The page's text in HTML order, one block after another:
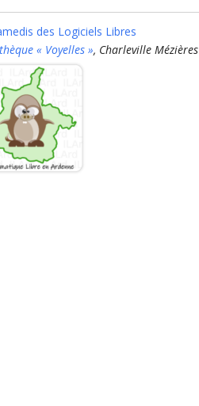
des Logiciels Libres
« Voyelles », Charleville Mézières